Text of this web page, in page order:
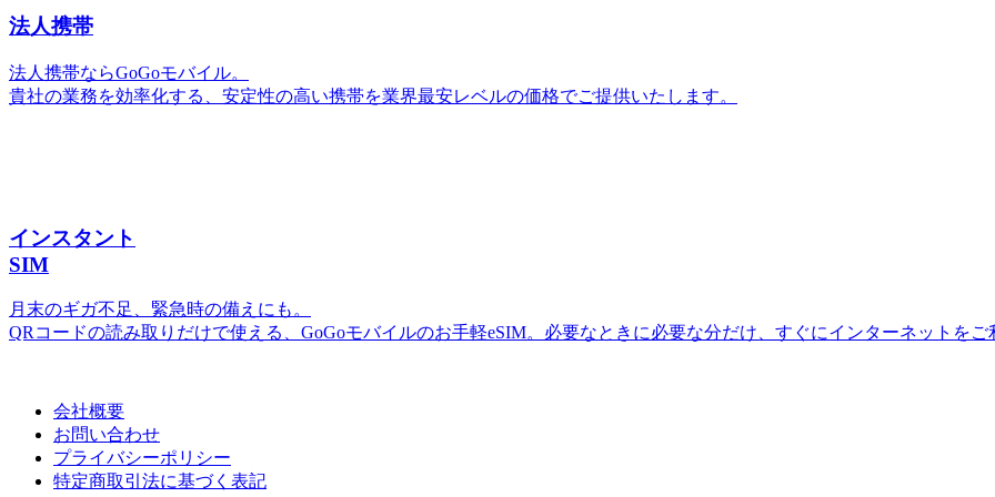
法人携帯
法人携帯ならGoGoモバイル。
貴社の業務を効率化する、安定性の高い携帯を業界最安レベルの価格でご提供いたします。
インスタント
SIM
月末のギガ不足、緊急時の備えにも。
QRコードの読み取りだけで使える、GoGoモバイルのお手軽eSIM。必要なときに必要な分だけ、すぐにインターネットをご
会社概要
お問い合わせ
プライバシーポリシー
特定商取引法に基づく表記